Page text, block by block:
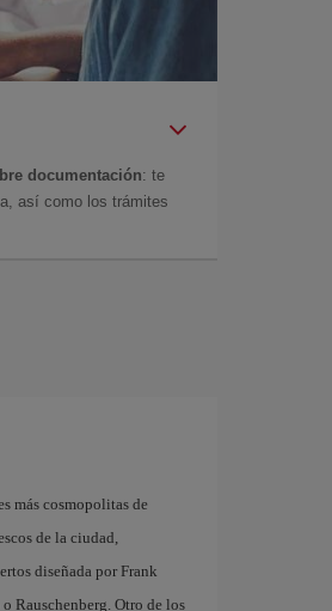
documentación: te
así como los trámites
más cosmopolitas de
de la ciudad,
diseñada por Frank
Rauschenberg. Otro de los